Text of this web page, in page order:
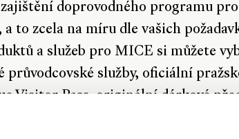
doprovodného programu
to zcela na míru dle vašich
a služeb pro MICE si můžete
průvodcovské služby, oficiální
Visitor Pass, originální dárkové